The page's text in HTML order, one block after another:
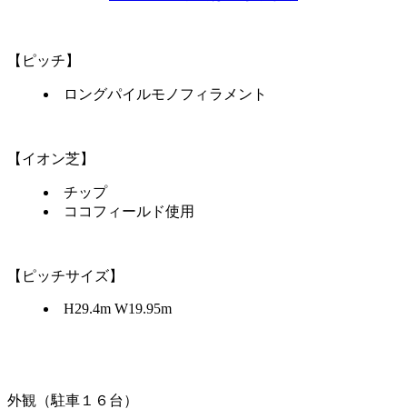
【ピッチ】
ロングパイルモノフィラメント
【イオン芝】
チップ
ココフィールド使用
【ピッチサイズ】
H29.4m W19.95m
外観（駐車１６台）